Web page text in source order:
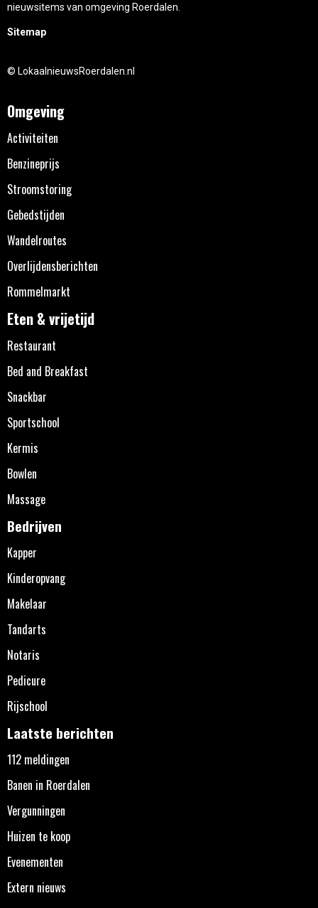
nieuwsitems van omgeving Roerdalen.
Sitemap
© LokaalnieuwsRoerdalen.nl
Omgeving
Activiteiten
Benzineprijs
Stroomstoring
Gebedstijden
Wandelroutes
Overlijdensberichten
Rommelmarkt
Eten & vrijetijd
Restaurant
Bed and Breakfast
Snackbar
Sportschool
Kermis
Bowlen
Massage
Bedrijven
Kapper
Kinderopvang
Makelaar
Tandarts
Notaris
Pedicure
Rijschool
Laatste berichten
112 meldingen
Banen in Roerdalen
Vergunningen
Huizen te koop
Evenementen
Extern nieuws